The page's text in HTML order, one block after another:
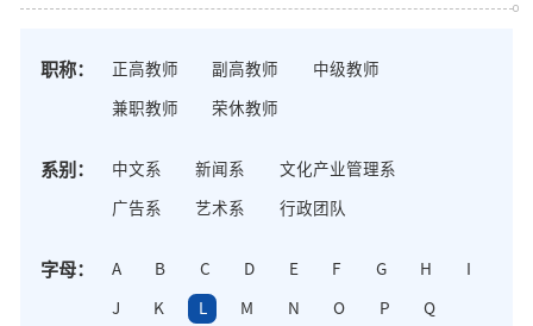
职称： 正高教师 副高教师 中级教师
兼职教师 荣休教师
系别： 中文系 新闻系 文化产业管理系
广告系 艺术系 行政团队
字母： A B C D E F G H I
J K M N O P Q